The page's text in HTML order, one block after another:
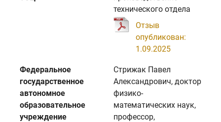
технического отдела
Отзыв
опубликован:
1.09.2025
Федеральное
государственное
автономное
образовательное
учреждение
Стрижак Павел
Александрович, доктор
физико-
математических наук,
профессор,